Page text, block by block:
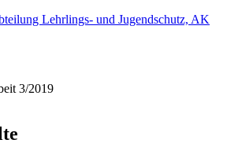
Lehrlings- und Jugendschutz, AK
3/2019